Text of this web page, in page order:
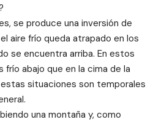
se produce una inversión de
aire frío queda atrapado en los
se encuentra arriba. En estos
frío abajo que en la cima de la
situaciones son temporales
una montaña y, como